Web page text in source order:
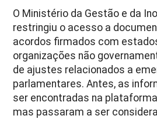
O Ministério da Gestão e da
restringiu o acesso a
acordos firmados com
organizações não
de ajustes relacionados a
parlamentares. Antes, as
ser encontradas na
mas passaram a ser